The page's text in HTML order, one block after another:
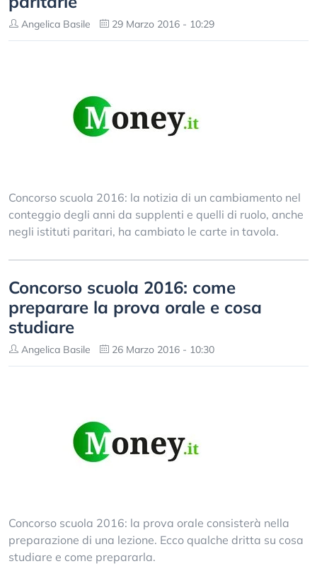
Angelica Basile 29 Marzo 2016 - 10:29
Concorso scuola 2016: la notizia di un cambiamento nel
conteggio degli anni da supplenti e quelli di ruolo, anche
negli istituti paritari, ha cambiato le carte in tavola.
Concorso scuola 2016: come
preparare la prova orale e cosa
studiare
Angelica Basile 26 Marzo 2016 - 10:30
Concorso scuola 2016: la prova orale consisterà nella
preparazione di una lezione. Ecco qualche dritta su cosa
studiare e come prepararla.